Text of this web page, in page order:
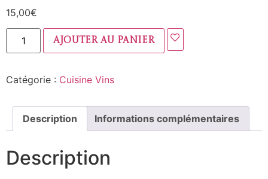
15,00€
Ajouter au panier
Catégorie : Cuisine Vins
Description Informations complémentaires
Description